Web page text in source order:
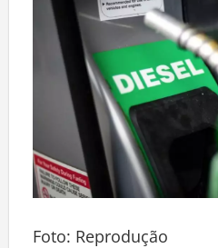
Foto: Reprodução